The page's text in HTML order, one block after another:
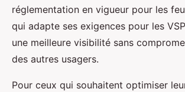
réglementation en vigueur pour les
qui adapte ses exigences pour les
une meilleure visibilité sans
des autres usagers.
Pour ceux qui souhaitent optimiser